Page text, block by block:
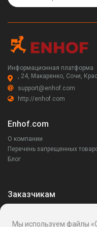
Информационная платформа
, 24, Макаренко, Сочи,
support@enhof.com
http://enhof.com
Enhof.com
О компании
Перечень запрещенных
Блог
Заказчикам
Ваши запросы
Мы используем файлы